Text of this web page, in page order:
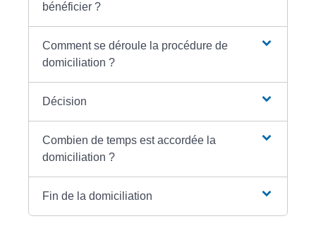
bénéficier ?
Comment se déroule la procédure de
domiciliation ?
Décision
Combien de temps est accordée la
domiciliation ?
Fin de la domiciliation